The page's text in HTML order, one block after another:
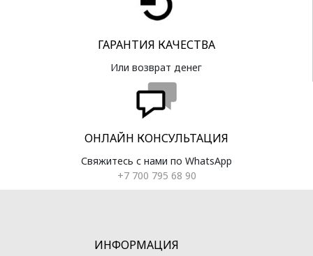
ГАРАНТИЯ КАЧЕСТВА
Или возврат денег
ОНЛАЙН КОНСУЛЬТАЦИЯ
Свяжитесь с нами по WhatsApp
+7 700 795 68 90
ИНФОРМАЦИЯ